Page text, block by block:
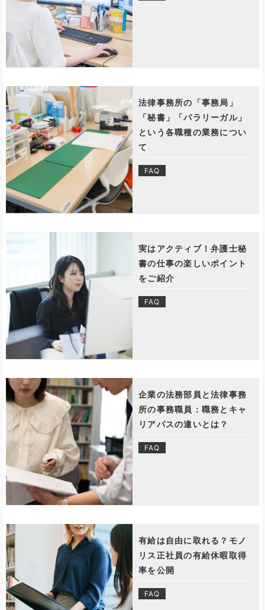
法律事務所の「事務局」
「秘書」「パラリーガル」
という各職種の業務につい
て
FAQ
実はアクティブ！弁護士秘
書の仕事の楽しいポイント
をご紹介
FAQ
企業の法務部員と法律事務
所の事務職員：職務とキャ
リアパスの違いとは？
FAQ
有給は自由に取れる？モノ
リス正社員の有給休暇取得
率を公開
FAQ